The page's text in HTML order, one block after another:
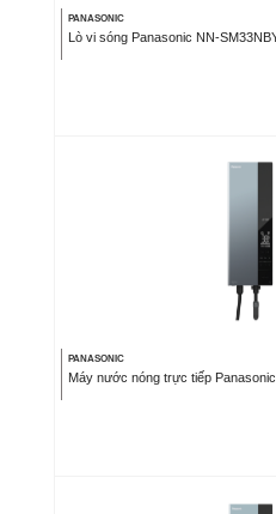
PANASONIC
Lò vi sóng Panasonic NN-
PANASONIC
Máy nước nóng trực tiếp